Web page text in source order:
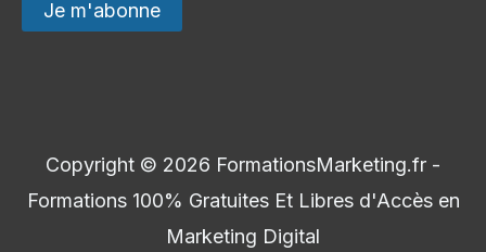
Copyright © 2026 FormationsMarketing.fr -
Formations 100% Gratuites Et Libres d'Accès en
Marketing Digital